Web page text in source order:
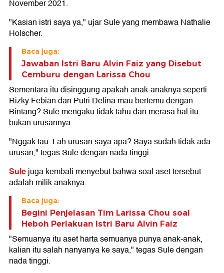
November 2021.
"Kasian istri saya ya," ujar Sule yang membawa Nathalie
Holscher.
Baca juga:
Jawaban Istri Baru Alvin Faiz yang Disebut
Cemburu dengan Larissa Chou
Sementara itu disinggung apakah anak-anaknya seperti
Rizky Febian dan Putri Delina mau bertemu dengan
Bintang? Sule mengaku tidak tahu dan merasa hal itu
bukan urusannya.
"Nggak tau. Lah urusan saya apa? Saya sudah tidak ada
urusan," tegas Sule dengan nada tinggi.
Sulejuga kembali menyebut bahwa soal aset tersebut
adalah milik anaknya.
Baca juga:
Begini Penjelasan Tim Larissa Chou soal
Heboh Perlakuan Istri Baru Alvin Faiz
"Semuanya itu aset harta semuanya punya anak-anak,
kalian itu salah nanyanya ke saya," tegas Sule dengan
nada tinggi.